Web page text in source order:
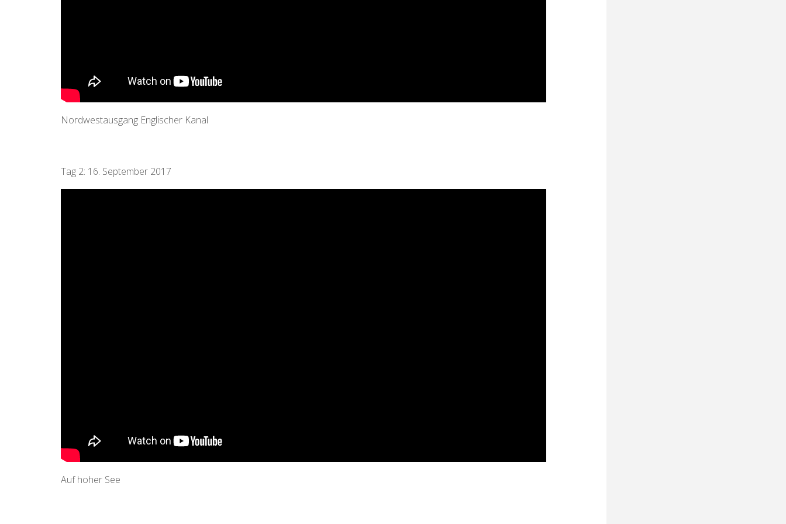
Nordwestausgang Englischer Kanal
Tag 2: 16. September 2017
Auf hoher See